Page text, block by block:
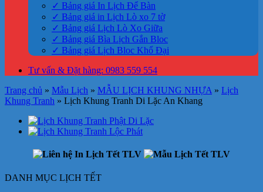
✓ Bảng giá In Lịch Để Bàn
✓ Bảng giá in Lịch Lò xo 7 tờ
✓ Bảng giá Lịch Lò Xo Giữa
✓ Bảng giá Bìa Lịch Gắn Bloc
✓ Bảng giá Lịch Bloc Khổ Đại
Tư vấn & Đặt hàng: 0983 559 554
Trang chủ » Mẫu Lịch » MẪU LỊCH KHUNG NHỰA » Lịch
Khung Tranh » Lịch Khung Tranh Di Lặc An Khang
DANH MỤC LỊCH TẾT